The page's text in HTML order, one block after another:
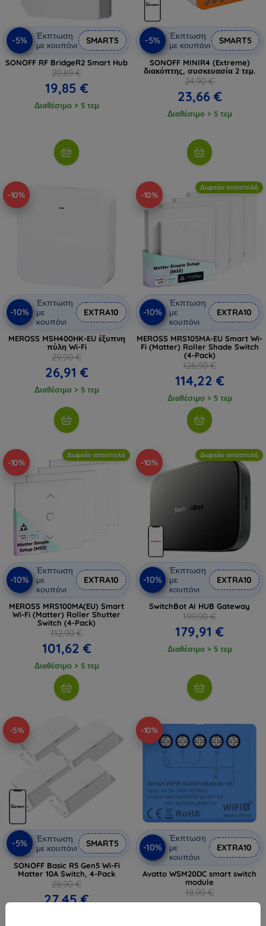
-5%
Έκπτωση
με κουπόνι
SMART5
SONOFF RF BridgeR2 Smart Hub
20,89 €
19,85 €
Διαθέσιμο > 5 τεμ
-5%
Έκπτωση
με κουπόνι
SMART5
SONOFF MINIR4 (Extreme)
διακόπτης, συσκευασία 2 τεμ.
24,90 €
23,66 €
Διαθέσιμο > 5 τεμ
-10%
-10%
Έκπτωση
με
κουπόνι
EXTRA10
MEROSS MSH400HK-EU έξυπνη
πύλη Wi-Fi
29,90 €
26,91 €
Διαθέσιμο > 5 τεμ
-10%
Δωρεάν αποστολή
-10%
Έκπτωση
με
κουπόνι
EXTRA10
MEROSS MRS105MA-EU Smart Wi-
Fi (Matter) Roller Shade Switch
(4-Pack)
126,90 €
114,22 €
Διαθέσιμο > 5 τεμ
-10%
Δωρεάν αποστολή
-10%
Έκπτωση
με
κουπόνι
EXTRA10
MEROSS MRS100MA(EU) Smart
Wi-Fi (Matter) Roller Shutter
Switch (4-Pack)
112,90 €
101,62 €
Διαθέσιμο > 5 τεμ
-10%
Δωρεάν αποστολή
-10%
Έκπτωση
με
κουπόνι
EXTRA10
SwitchBot AI HUB Gateway
199,90 €
179,91 €
Διαθέσιμο > 5 τεμ
-5%
-5%
Έκπτωση
με κουπόνι
SMART5
SONOFF Basic R5 Gen5 Wi-Fi
Matter 10A Switch, 4-Pack
28,90 €
27,45 €
-10%
-10%
Έκπτωση
με
κουπόνι
EXTRA10
Avatto WSM20DC smart switch
module
18,90 €
17,01 €